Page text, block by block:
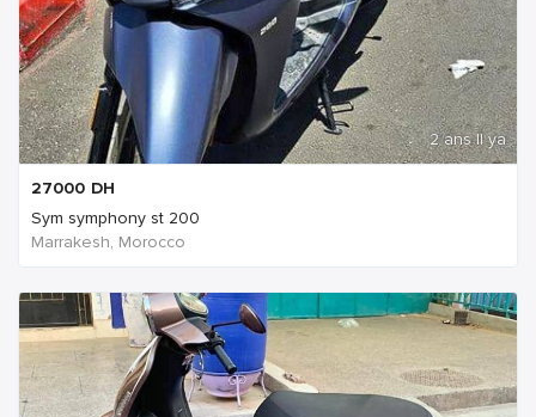
2 ans Il ya
27000 DH
Sym symphony st 200
Marrakesh, Morocco